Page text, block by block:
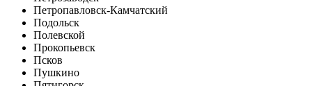
Петропавловск-Камчатский
Подольск
Полевской
Прокопьевск
Псков
Пушкино